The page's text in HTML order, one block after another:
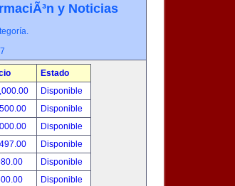
y Noticias
Estado
Disponible
Disponible
Disponible
Disponible
Disponible
Disponible